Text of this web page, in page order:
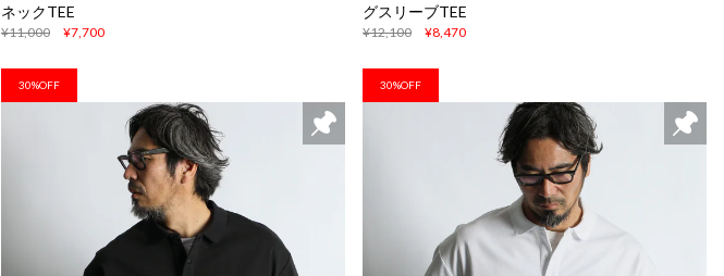
ネックTEE
¥11,000 ¥7,700
グスリーブTEE
¥12,100 ¥8,470
30%OFF 30%OFF